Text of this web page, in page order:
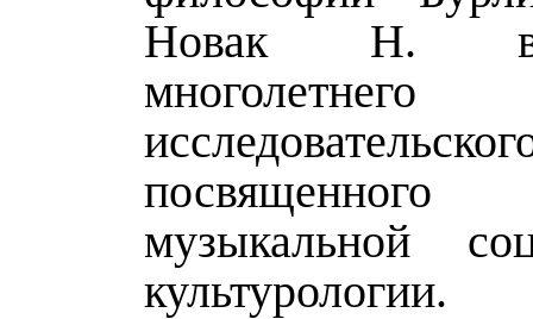
Новак Н. в
многолетнего
посвященного
музыкальной
культурологии.